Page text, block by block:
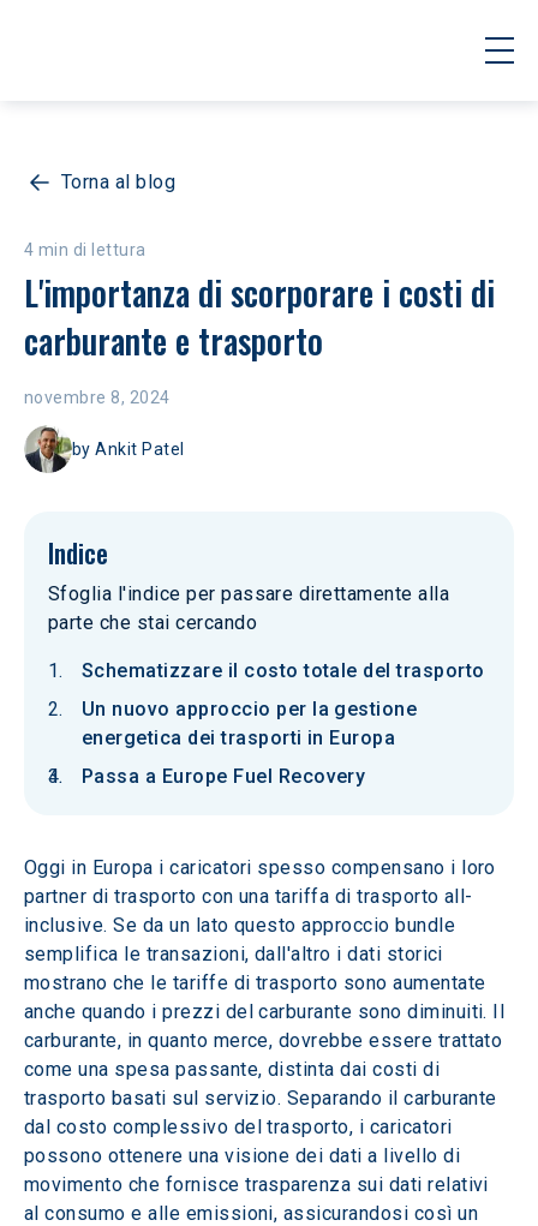
Torna al blog
4 min di lettura
L'importanza di scorporare i costi di
carburante e trasporto
novembre 8, 2024
byAnkit Patel
Indice
Sfoglia l'indice per passare direttamente alla
parte che stai cercando
Schematizzare il costo totale del trasporto
Un nuovo approccio per la gestione
energetica dei trasporti in Europa
Passa a Europe Fuel Recovery
Oggi in Europa i caricatori spesso compensano i loro
partner di trasporto con una tariffa di trasporto all-
inclusive. Se da un lato questo approccio bundle
semplifica le transazioni, dall'altro i dati storici
mostrano che le tariffe di trasporto sono aumentate
anche quando i prezzi del carburante sono diminuiti. Il
carburante, in quanto merce, dovrebbe essere trattato
come una spesa passante, distinta dai costi di
trasporto basati sul servizio. Separando il carburante
dal costo complessivo del trasporto, i caricatori
possono ottenere una visione dei dati a livello di
movimento che fornisce trasparenza sui dati relativi
al consumo e alle emissioni, assicurandosi così un